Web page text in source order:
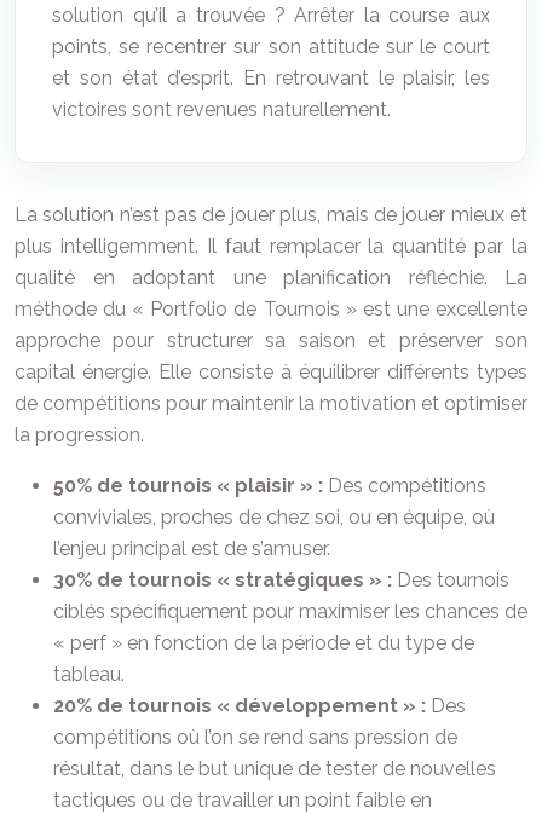
solution qu’il a trouvée ? Arrêter la course aux
points, se recentrer sur son attitude sur le court
et son état d’esprit. En retrouvant le plaisir, les
victoires sont revenues naturellement.
La solution n’est pas de jouer plus, mais de jouer mieux et
plus intelligemment. Il faut remplacer la quantité par la
qualité en adoptant une planification réfléchie. La
méthode du « Portfolio de Tournois » est une excellente
approche pour structurer sa saison et préserver son
capital énergie. Elle consiste à équilibrer différents types
de compétitions pour maintenir la motivation et optimiser
la progression.
50% de tournois « plaisir » : Des compétitions
conviviales, proches de chez soi, ou en équipe, où
l’enjeu principal est de s’amuser.
30% de tournois « stratégiques » : Des tournois
ciblés spécifiquement pour maximiser les chances de
« perf » en fonction de la période et du type de
tableau.
20% de tournois « développement » : Des
compétitions où l’on se rend sans pression de
résultat, dans le but unique de tester de nouvelles
tactiques ou de travailler un point faible en